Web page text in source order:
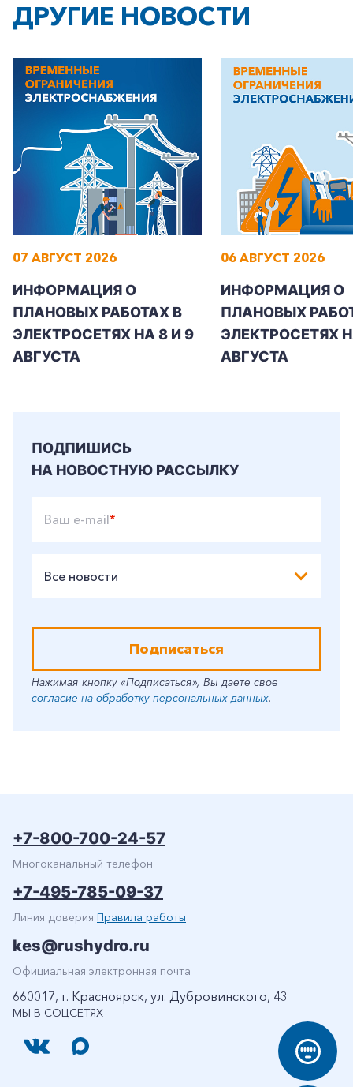
+7-800-700-24-57
Заказать обратный звонок
Частным клиентам
Корпоративным клиентам
ДРУГИЕ НОВОСТИ
07 АВГУСТ 2026
ИНФОРМАЦИЯ О
ПЛАНОВЫХ РАБОТАХ В
ЭЛЕКТРОСЕТЯХ НА 8 И 9
АВГУСТА
06 АВГУСТ 2026
ИНФОРМАЦИЯ О
ПЛАНОВЫХ
ЭЛЕКТРОСЕТЯХ
АВГУСТА
ПОДПИШИСЬ
НА НОВОСТНУЮ РАССЫЛКУ
Ваш e-mail*
Все новости
Подписаться
Нажимая кнопку «Подписаться», Вы даете свое
согласие на обработку персональных данных.
МЫ В СОЦСЕТЯХ
+7-800-700-24-57
Многоканальный телефон
+7-495-785-09-37
Линия доверия Правила работы
kes@rushydro.ru
Официальная электронная почта
660017, г. Красноярск, ул. Дубровинского, 43